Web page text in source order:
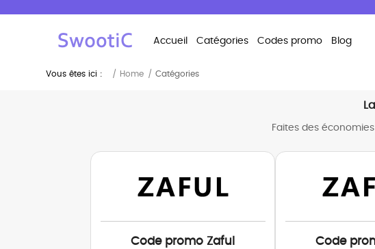
Accueil Catégories Codes promo Blog
Vous êtes ici : Home Catégories
Faites des
Code promo Zaful Code